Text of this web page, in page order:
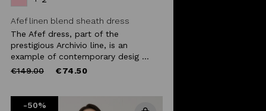
Afef linen blend sheath dress
The Afef dress, part of the
prestigious Archivio line, is an
example of contemporary desig ...
Price
€149.00to €74.50
-50%